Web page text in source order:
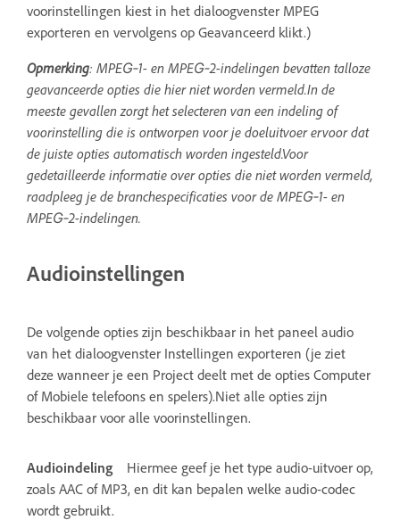
voorinstellingen kiest in het dialoogvenster MPEG
exporteren en vervolgens op Geavanceerd klikt.)
Opmerking: MPEG‑1- en MPEG‑2-indelingen bevatten talloze
geavanceerde opties die hier niet worden vermeld.In de
meeste gevallen zorgt het selecteren van een indeling of
voorinstelling die is ontworpen voor je doeluitvoer ervoor dat
de juiste opties automatisch worden ingesteld.Voor
gedetailleerde informatie over opties die niet worden vermeld,
raadpleeg je de branchespecificaties voor de MPEG‑1- en
MPEG‑2-indelingen.
Audioinstellingen
De volgende opties zijn beschikbaar in het paneel audio
van het dialoogvenster Instellingen exporteren (je ziet
deze wanneer je een Project deelt met de opties Computer
of Mobiele telefoons en spelers).Niet alle opties zijn
beschikbaar voor alle voorinstellingen.
Audioindeling
Hiermee geef je het type audio-uitvoer op,
zoals AAC of MP3, en dit kan bepalen welke audio-codec
wordt gebruikt.